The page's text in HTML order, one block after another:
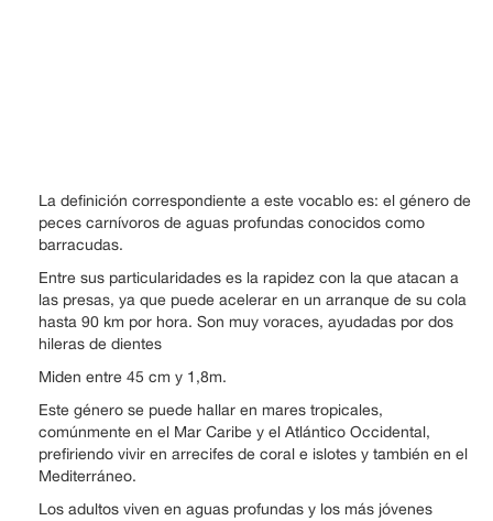
La definición correspondiente a este vocablo es: el género de
peces carnívoros de aguas profundas conocidos como
barracudas.
Entre sus particularidades es la rapidez con la que atacan a
las presas, ya que puede acelerar en un arranque de su cola
hasta 90 km por hora. Son muy voraces, ayudadas por dos
hileras de dientes
Miden entre 45 cm y 1,8m.
Este género se puede hallar en mares tropicales,
comúnmente en el Mar Caribe y el Atlántico Occidental,
prefiriendo vivir en arrecifes de coral e islotes y también en el
Mediterráneo.
Los adultos viven en aguas profundas y los más jóvenes